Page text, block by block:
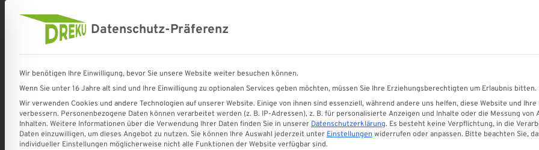
Terrassenüberdachungen
und
Sonnenschutzsysteme
VSG-
Glas
Gasschiebewände
Shop Terrassenüberdachungen
Autor:Malte Krekeler
Datenschutz-Präferenz
Wir benötigen Ihre Einwilligung, bevor Sie unsere Website weiter besuchen können.
Wenn Sie unter 16 Jahre alt sind und Ihre Einwilligung zu optionalen Services geben möchten, müssen Sie Ihre Erziehungsberechtigten um Erlaubnis bitten.
Wir verwenden Cookies und andere Technologien auf unserer Website. Einige von ihnen sind essenziell, während andere uns helfen, diese Website und Ihre
verbessern. Personenbezogene Daten können verarbeitet werden (z. B. IP-Adressen), z. B. für personalisierte Anzeigen und Inhalte oder die Messung von
Inhalten. Weitere Informationen über die Verwendung Ihrer Daten finden Sie in unserer Datenschutzerklärung. Es besteht keine Verpflichtung, in die
Daten einzuwilligen, um dieses Angebot zu nutzen. Sie können Ihre Auswahl jederzeit unter Einstellungen widerrufen oder anpassen. Bitte beachten Sie,
individueller Einstellungen möglicherweise nicht alle Funktionen der Website verfügbar sind.